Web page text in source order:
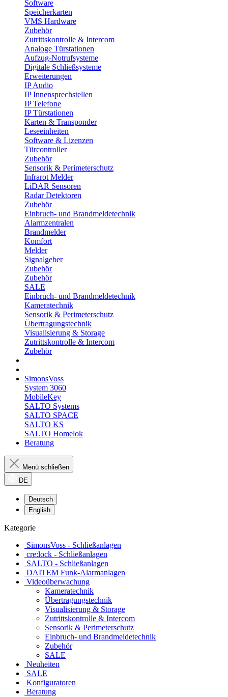
Software
Speicherkarten
VMS Hardware
Zubehör
Zutrittskontrolle & Intercom
Analoge Türstationen
Aufzug-Notrufsysteme
Digitale Schließsysteme
Erweiterungen
IP Audio
IP Innensprechstellen
IP Telefone
IP Türstationen
Karten & Transponder
Leseeinheiten
Software & Lizenzen
Türcontroller
Zubehör
Sensorik & Perimeterschutz
Infrarot Melder
LiDAR Sensoren
Radar Detektoren
Zubehör
Einbruch- und Brandmeldetechnik
Alarmzentralen
Brandmelder
Komfort
Melder
Signalgeber
Zubehör
Zubehör
SALE
Einbruch- und Brandmeldetechnik
Kameratechnik
Sensorik & Perimeterschutz
Übertragungstechnik
Visualisierung & Storage
Zutrittskontrolle & Intercom
Zubehör
SimonsVoss
System 3060
MobileKey
SALTO Systems
SALTO SPACE
SALTO KS
SALTO Homelok
Beratung
Menü schließen
DE
Deutsch
English
Kategorie
SimonsVoss - Schließanlagen
cre:lock - Schließanlagen
SALTO - Schließanlagen
DAITEM Funk-Alarmanlagen
Videoüberwachung
Kameratechnik
Übertragungstechnik
Visualisierung & Storage
Zutrittskontrolle & Intercom
Sensorik & Perimeterschutz
Einbruch- und Brandmeldetechnik
Zubehör
SALE
Neuheiten
SALE
Konfiguratoren
Beratung